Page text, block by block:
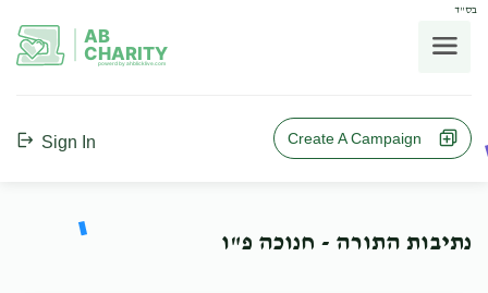
בס"ד
AB
CHARITY
powerd by ahblicklive.com
Sign In Create A Campaign
נתיבות התורה - חנוכה פ"ו